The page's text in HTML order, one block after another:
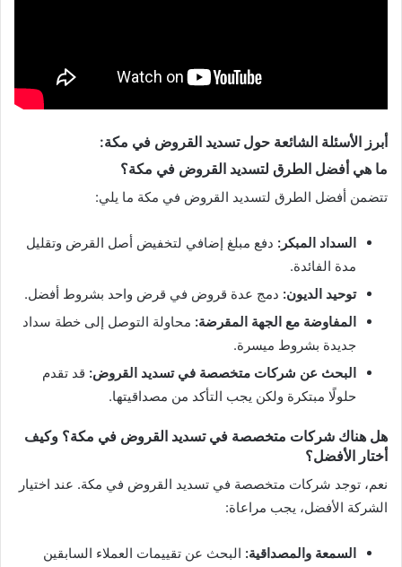
أبرز الأسئلة الشائعة حول تسديد القروض في مكة:
ما هي أفضل الطرق لتسديد القروض في مكة؟
تتضمن أفضل الطرق لتسديد القروض في مكة ما يلي:
السداد المبكر: دفع مبلغ إضافي لتخفيض أصل القرض وتقليل
مدة الفائدة.
توحيد الديون: دمج عدة قروض في قرض واحد بشروط أفضل.
المفاوضة مع الجهة المقرضة: محاولة التوصل إلى خطة سداد
جديدة بشروط ميسرة.
البحث عن شركات متخصصة في تسديد القروض: قد تقدم
حلولًا مبتكرة ولكن يجب التأكد من مصداقيتها.
هل هناك شركات متخصصة في تسديد القروض في مكة؟ وكيف
أختار الأفضل؟
نعم، توجد شركات متخصصة في تسديد القروض في مكة. عند اختيار
الشركة الأفضل، يجب مراعاة:
السمعة والمصداقية: البحث عن تقييمات العملاء السابقين